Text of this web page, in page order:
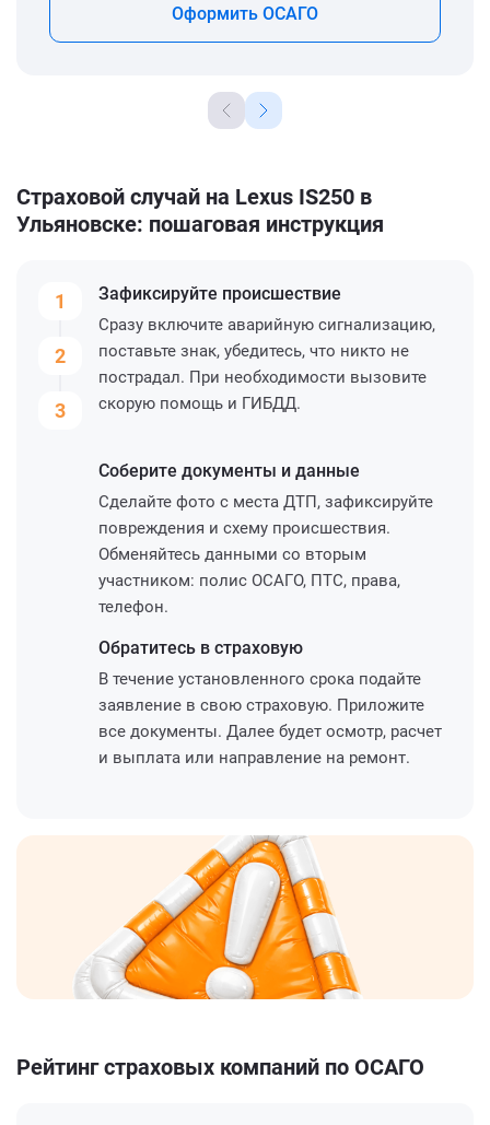
Оформить ОСАГО
Страховой случай на Lexus IS250 в
Ульяновске: пошаговая инструкция
1
2
3
Зафиксируйте происшествие
Сразу включите аварийную сигнализацию,
поставьте знак, убедитесь, что никто не
пострадал. При необходимости вызовите
скорую помощь и ГИБДД.
Соберите документы и данные
Сделайте фото с места ДТП, зафиксируйте
повреждения и схему происшествия.
Обменяйтесь данными со вторым
участником: полис ОСАГО, ПТС, права,
телефон.
Обратитесь в страховую
В течение установленного срока подайте
заявление в свою страховую. Приложите
все документы. Далее будет осмотр, расчет
и выплата или направление на ремонт.
Рейтинг страховых компаний по ОСАГО